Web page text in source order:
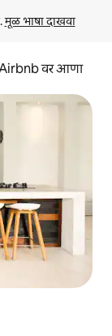
मूळ भाषा दाखवा
Airbnb वर आणा